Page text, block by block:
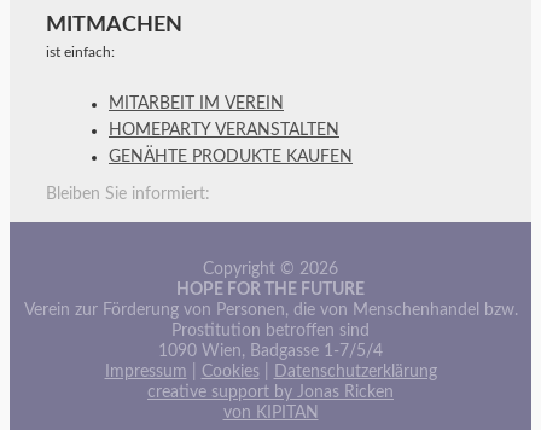
MITMACHEN
ist einfach:
MITARBEIT IM VEREIN
HOMEPARTY VERANSTALTEN
GENÄHTE PRODUKTE KAUFEN
Bleiben Sie informiert:
Copyright © 2026
HOPE FOR THE FUTURE
Verein zur Förderung von Personen, die von Menschenhandel bzw.
Prostitution betroffen sind
1090 Wien, Badgasse 1-7/5/4
Impressum
Cookies|
Datenschutzerklärung
creative support by Jonas Ricken
von KIPITAN